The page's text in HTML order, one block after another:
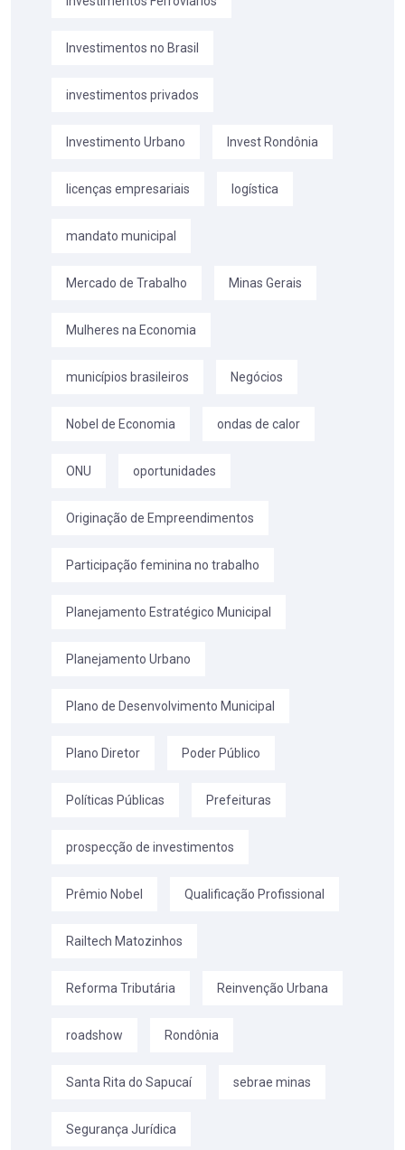
Investimentos no Brasil
investimentos privados
Investimento Urbano Invest Rondônia
licenças empresariais logística
mandato municipal
Mercado de Trabalho Minas Gerais
Mulheres na Economia
municípios brasileiros Negócios
Nobel de Economia ondas de calor
ONU oportunidades
Originação de Empreendimentos
Participação feminina no trabalho
Planejamento Estratégico Municipal
Planejamento Urbano
Plano de Desenvolvimento Municipal
Plano Diretor Poder Público
Políticas Públicas Prefeituras
prospecção de investimentos
Prêmio Nobel Qualificação Profissional
Railtech Matozinhos
Reforma Tributária Reinvenção Urbana
roadshow Rondônia
Santa Rita do Sapucaí sebrae minas
Segurança Jurídica